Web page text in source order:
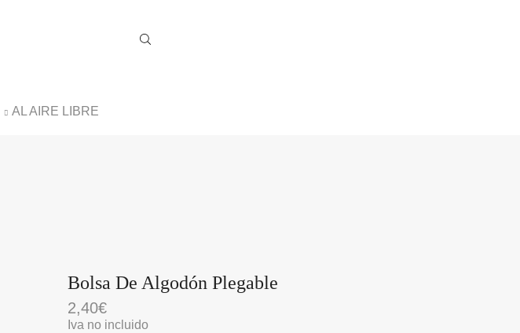
AL AIRE LIBRE
Bolsa De Algodón Plegable
2,40€
Iva no incluido